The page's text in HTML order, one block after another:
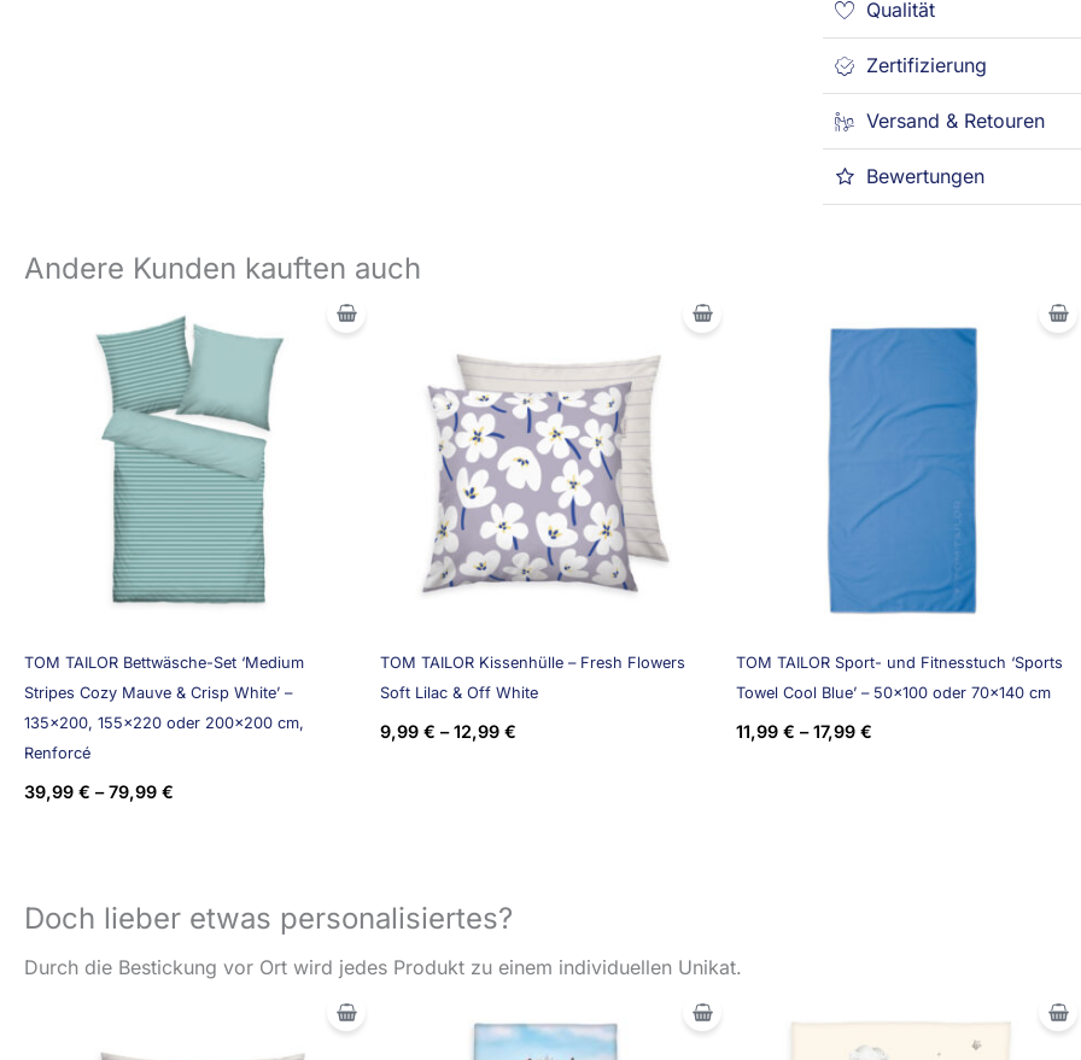
Qualität
Zertifizierung
Versand & Retouren
Bewertungen
Andere Kunden kauften auch
TOM TAILOR Bettwäsche-Set ‘Medium
Stripes Cozy Mauve & Crisp White’ –
135×200, 155×220 oder 200×200 cm,
Renforcé
39,99 € –79,99 €
TOM TAILOR Kissenhülle – Fresh Flowers
Soft Lilac & Off White
9,99 € –12,99 €
TOM TAILOR Sport- und Fitnesstuch ‘Sports
Towel Cool Blue’ – 50×100 oder 70×140 cm
11,99 € –17,99 €
Doch lieber etwas personalisiertes?
Durch die Bestickung vor Ort wird jedes Produkt zu einem individuellen Unikat.